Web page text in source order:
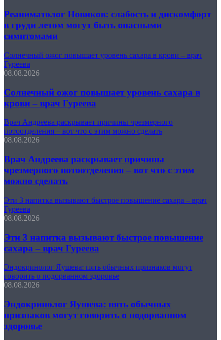
Реаниматолог Новиков: слабость и дискомфорт
в груди летом могут быть опасными
симптомами
Солнечный ожог повышает уровень сахара в крови – врач
Гуреева
08.08.2026
Солнечный ожог повышает уровень сахара в
крови – врач Гуреева
Врач Андреева раскрывает причины чрезмерного
потоотделения – вот что с этим можно сделать
08.08.2026
Врач Андреева раскрывает причины
чрезмерного потоотделения – вот что с этим
можно сделать
Эти 3 напитка вызывают быстрое повышение сахара – врач
Гуреева
08.08.2026
Эти 3 напитка вызывают быстрое повышение
сахара – врач Гуреева
Эндокринолог Яушева: пять обычных признаков могут
говорить о подорванном здоровье
08.08.2026
Эндокринолог Яушева: пять обычных
признаков могут говорить о подорванном
здоровье